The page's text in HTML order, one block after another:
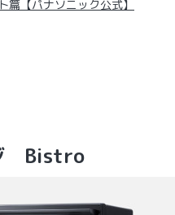
篇【パナソニック公式】
Bistro